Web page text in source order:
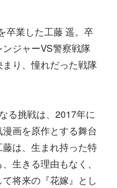
卒業した工藤 遥。卒
ジャーVS警察戦隊
り、憧れだった戦隊
る挑戦は、2017年に
画を原作とする舞台
藤は、生まれ持った特
生きる理由もなく、
将来の『花嫁』とし